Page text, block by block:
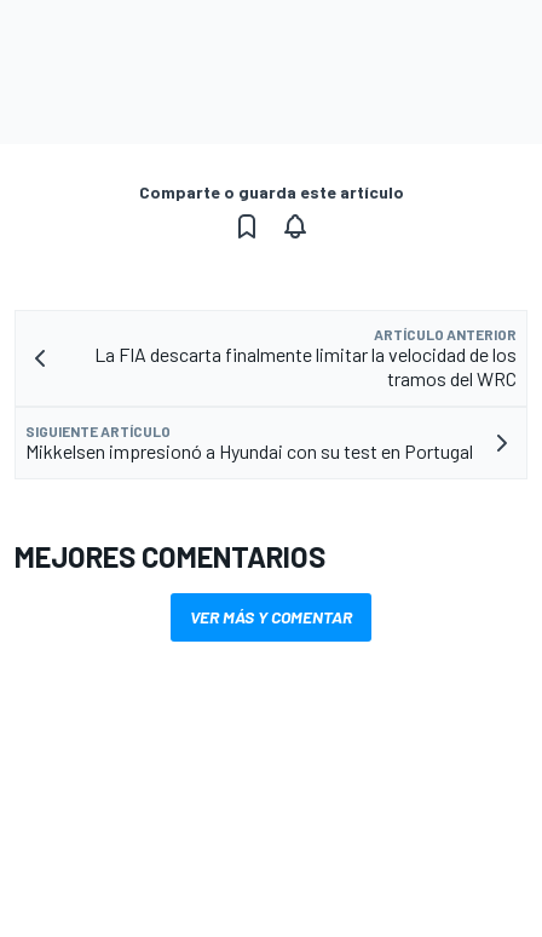
Comparte o guarda este artículo
ARTÍCULO ANTERIOR
La FIA descarta finalmente limitar la velocidad de los
tramos del WRC
SIGUIENTE ARTÍCULO
Mikkelsen impresionó a Hyundai con su test en Portugal
MEJORES COMENTARIOS
VER MÁS Y COMENTAR